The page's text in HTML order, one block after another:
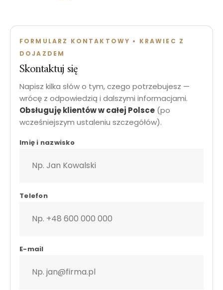
FORMULARZ KONTAKTOWY • KRAWIEC Z
DOJAZDEM
Skontaktuj się
Napisz kilka słów o tym, czego potrzebujesz —
wrócę z odpowiedzią i dalszymi informacjami.
Obsługuję klientów w całej Polsce (po
wcześniejszym ustaleniu szczegółów).
Imię i nazwisko
Telefon
E-mail